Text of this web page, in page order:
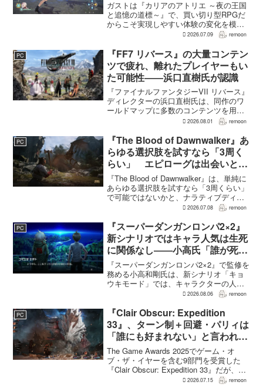
ガストは『カリアのアトリエ ～夜の王国
と追憶の道標～』で、買い切り型RPGだ
からこそ実現しやすい体験の変化を模索
している。大型の運営型ゲームが継続的
かで、同社はキャラクターやビジュアル
の魅力だけでなく、ゲ...
2026.07.09 remoon
PC
『FF7 リバース』の大量コンテン
ツで疲れ、離れたプレイヤーもい
た可能性――浜口直樹氏が認識
『ファイナルファンタジーVII リバース』
ディレクターの浜口直樹氏は、同作のワ
ールドマップに多数のコンテンツを用意
したことで、一部のプレイヤーが疲れを
性があるとの認識を示した。
GamesRadar+のイン...
2026.08.01 remoon
PC
『The Blood of Dawnwalker』あ
らゆる選択肢を試すなら「3周く
らい」 エピローグは出会いと選
択で変化
『The Blood of Dawnwalker』は、単純に
あらゆる選択肢を試すなら「3周くらい」
で可能ではないかと、ナラティブディレ
クターのJakub Szamałek氏がファミ
はエンディングへ収束...
2026.07.08 remoon
PC
『スーパーダンガンロンパ2×2』
新シナリオではキャラ人気は生死
に関係なし――小高氏「誰が死ん
でもヘイトメールは送らないで」
『スーパーダンガンロンパ2×2』で監修を
務める小高和剛氏は、新シナリオ「キョ
ウキモード」では、キャラクターの人気
にかかわらず退場させるとRPG Siteのイ
作と変わることで、これまで見られなか
った一面がよ...
2026.08.06 remoon
PC
『Clair Obscur: Expedition
33』、ターン制＋回避・パリィは
「誰にも好まれない」と言われて
いた 開発陣は実際に遊んだ面白
さを優先
The Game Awards 2025でゲーム・オ
ブ・ザ・イヤーを含む9部門を受賞した
『Clair Obscur: Expedition 33』だが、タ
ーン制バトルに回避やパリィを組み合わ
2026.07.15 remoon